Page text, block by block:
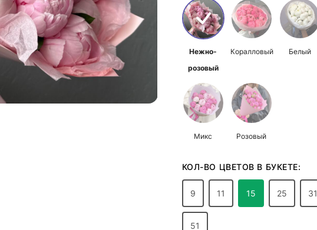
Нежно-
розовый
Коралловый Белый
Микс Розовый
КОЛ-ВО ЦВЕТОВ В БУКЕТЕ:
9 11 15 25 31
51